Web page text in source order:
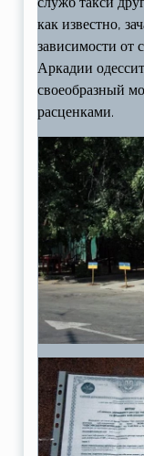
как известно,
зависимости от
Аркадии
своеобразный
расценками.